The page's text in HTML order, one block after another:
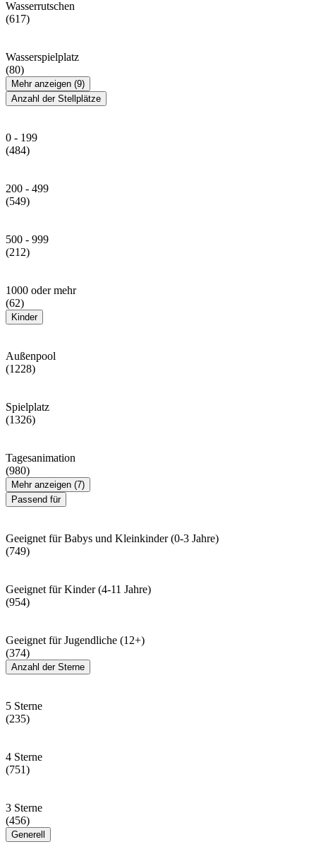
Wasserrutschen
(617)
Wasserspielplatz
(80)
Mehr anzeigen (9)
Anzahl der Stellplätze
0 - 199
(484)
200 - 499
(549)
500 - 999
(212)
1000 oder mehr
(62)
Kinder
Außenpool
(1228)
Spielplatz
(1326)
Tagesanimation
(980)
Mehr anzeigen (7)
Passend für
Geeignet für Babys und Kleinkinder (0-3 Jahre)
(749)
Geeignet für Kinder (4-11 Jahre)
(954)
Geeignet für Jugendliche (12+)
(374)
Anzahl der Sterne
5 Sterne
(235)
4 Sterne
(751)
3 Sterne
(456)
Generell